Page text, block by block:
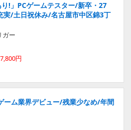
り!」PCゲームテスター/新卒・27
/土日祝休み/名古屋市中区錦3丁
ガー
円
ーム業界デビュー/残業少なめ/年間